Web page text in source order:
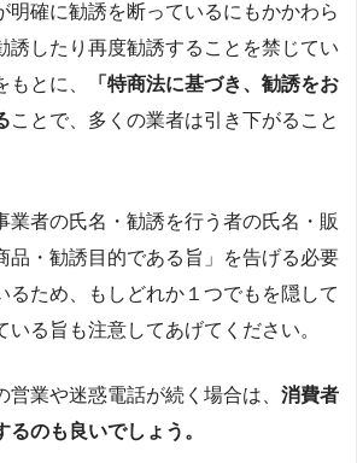
明確に勧誘を断っているにもかかわら
誘したり再度勧誘することを禁じてい
とに、
「特商法に基づき、勧誘をお
ことで、多くの業者は引き下がること
業者の氏名・勧誘を行う者の氏名・販
品・勧誘目的である旨」を告げる必要
るため、もしどれか１つでもを隠して
いる旨も注意してあげてください。
営業や迷惑電話が続く場合は、 消費者
のも良いでしょう。